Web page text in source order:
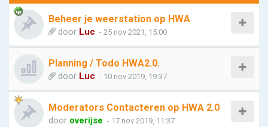
Beheer je weerstation op HWA
door Luc - 25 nov 2021, 15:00
Planning / Todo HWA2.0.
door Luc - 10 nov 2019, 19:37
Moderators Contacteren op HWA 2.0
door overijse - 17 nov 2019, 11:37